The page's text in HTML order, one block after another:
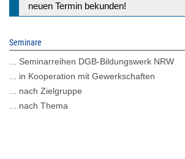
neuen Termin bekunden!
Seminare
... Seminarreihen DGB-Bildungswerk NRW
... in Kooperation mit Gewerkschaften
... nach Zielgruppe
... nach Thema